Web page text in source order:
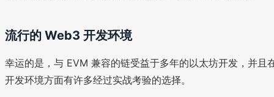
流行的 Web3 开发环境
幸运的是，与 EVM 兼容的链受益于多年的以太坊开发，并且
开发环境方面有许多经过实战考验的选择。